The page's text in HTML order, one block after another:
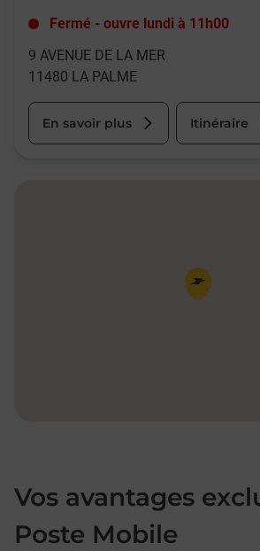
Fermé - ouvre lundi à 11h00
9 AVENUE DE LA MER
11480 LA PALME
En savoir plus Itinéraire
Pin de la carte
Vos avantages
Poste Mobile